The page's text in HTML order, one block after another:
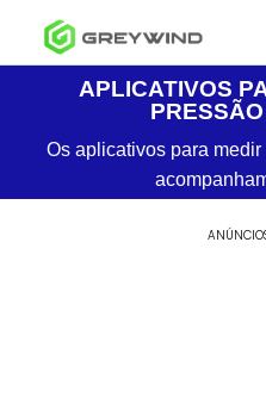
APLICATIVOS
Os aplicativos para